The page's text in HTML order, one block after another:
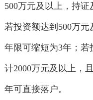
500万元及以上，持证
若投资额达到500万元
年限可缩短为3年；若
计2000万元及以上，
年可直接落户。